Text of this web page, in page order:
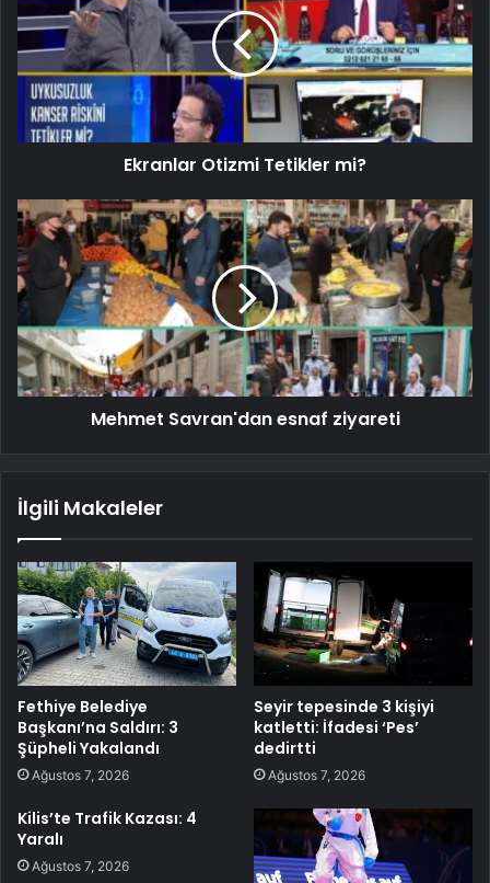
Ekranlar Otizmi Tetikler mi?
Mehmet Savran'dan esnaf ziyareti
İlgili Makaleler
Fethiye Belediye
Başkanı’na Saldırı: 3
Şüpheli Yakalandı
Ağustos 7, 2026
Seyir tepesinde 3 kişiyi
katletti: İfadesi ‘Pes’
dedirtti
Ağustos 7, 2026
Kilis’te Trafik Kazası: 4
Yaralı
Ağustos 7, 2026